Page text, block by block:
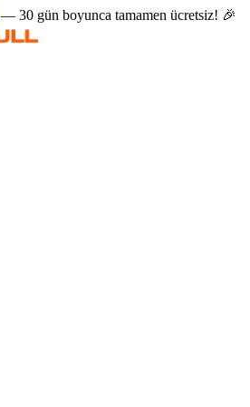
— 30 gün boyunca tamamen ücretsiz! 🎉